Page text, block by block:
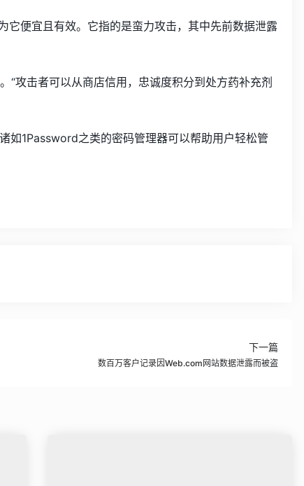
便宜且有效。它指的是蛮力攻击，其中先前数据泄露
“攻击者可以从商店信用，忠诚度积分到处方药补充剂
如1Password之类的密码管理器可以帮助用户轻松管
下一篇
数百万客户记录因Web.com网站数据泄露而被盗